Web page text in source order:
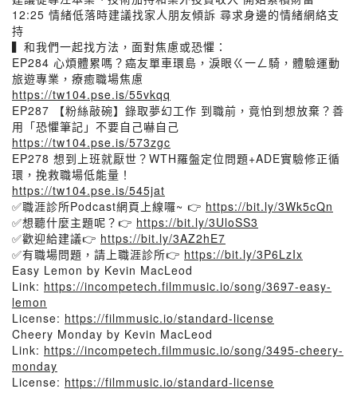
12:25 情緒低落時建議找家人朋友傾訴 尋求身邊的情緒網絡支
持
▍和我們一起找方法，面對焦慮或恐懼：
EP284 心煩體累嗎？癌友單車環島，淚眼ㄍ一ㄥ騎，體驗運動
旅遊專業，療癒職場焦慮
https://tw104.pse.is/55vkqq
EP287 【粉絲敲碗】錄取夢幻工作 到職前，竟怕到想放棄？善
用「恐懼筆記」不要自己嚇自己
https://tw104.pse.is/573zgc
EP278 想到上班就厭世？WTH羅盤定位問題+ADE實驗修正循
環，挽救職場低能量！
https://tw104.pse.is/545jat
✅職涯診所Podcast網頁上線囉~ 👉 https://bit.ly/3Wk5cQn
✅想聽什麼主題呢？👉 https://bit.ly/3UloSS3
✅歡迎給建議👉 https://bit.ly/3AZ2hE7
✅有職場問題，請上職涯診所👉 https://bit.ly/3P6LzIx
Easy Lemon by Kevin MacLeod
Link: https://incompetech.filmmusic.io/song/3697-easy-
lemon
License: https://filmmusic.io/standard-license
Cheery Monday by Kevin MacLeod
Link: https://incompetech.filmmusic.io/song/3495-cheery-
monday
License: https://filmmusic.io/standard-license